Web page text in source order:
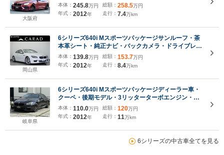
大阪府
ー(バーミリオンレッド)・ボディキット・アルミ・マ
フラー・ピレリタイヤ2024年・レーダー・地デジ・
記録簿10枚・キーレス2本
本体： 245.8万円
年式： 2012年
総額： 258.5万円
走行： 7.4万km
岡山県
6シリーズ640i Mスポーツパッケージサンルーフ・茶
本革シート・純正ナビ・バックカメラ・ドライブレコ
ーダー・サイドカメラ・オートホールド・電動パーキ
ング・アイドリングストップ・シートヒーター・シー
トメモリー・ソナーセンサー・クルコン
本体： 139.8万円
年式： 2012年
総額： 153.7万円
走行： 8.4万km
岐阜県
6シリーズ640i Mスポーツパッケージディーラー車・
クーペ・後期モデル・3リッターターボエンジン・
RAYSアルミホイール・ブラックインテリア・黒レザ
ーシート・サンルーフ・テレビキャンセラー・カーボ
ンブラック・ディーラー点検記録簿付
本体： 110.0万円
年式： 2012年
総額： 120万円
走行： 11万km
6シリーズの中古車全てを見る